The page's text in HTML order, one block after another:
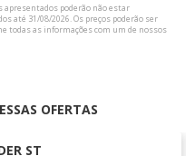
poderão não estar
até 31/08/2026. Os preços poderão ser
todas as informações com um de nossos
OFERTAS
ST